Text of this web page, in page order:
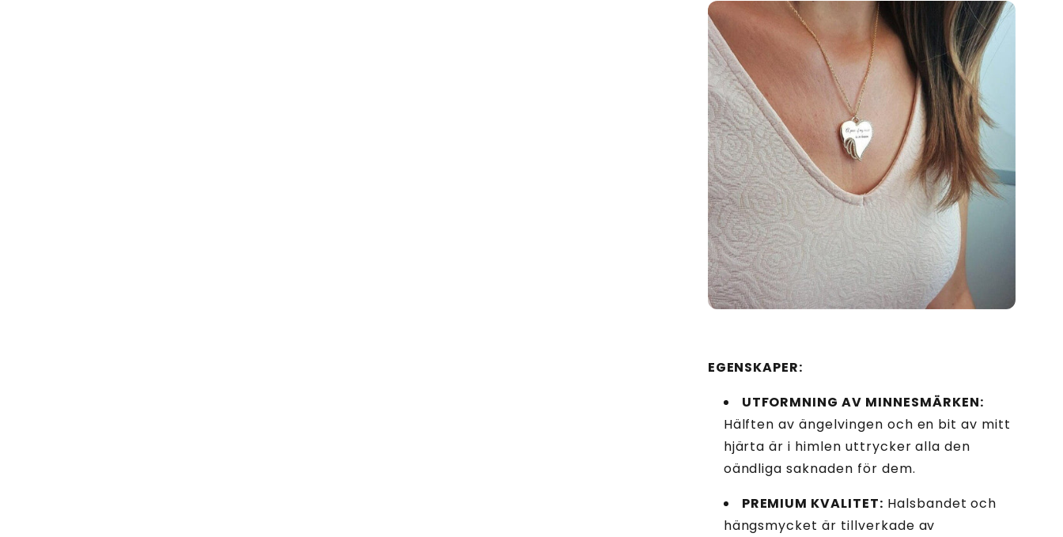
EGENSKAPER:
UTFORMNING AV MINNESMÄRKEN:
Hälften av ängelvingen och en bit av mitt
hjärta är i himlen uttrycker alla den
oändliga saknaden för dem.
PREMIUM KVALITET: Halsbandet och
hängsmycket är tillverkade av